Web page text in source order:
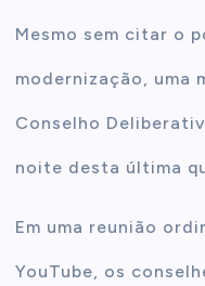
Mesmo sem citar o
modernização, uma
Conselho
noite desta última
Em uma reunião
YouTube, os